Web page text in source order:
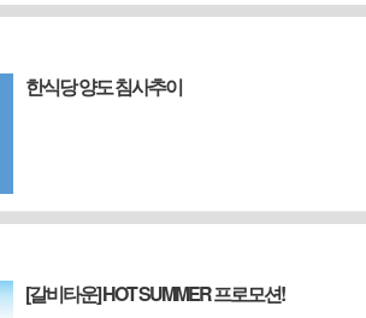
한식당 양도 침사추이
[갈비타운] HOT SUMMER 프로모션!